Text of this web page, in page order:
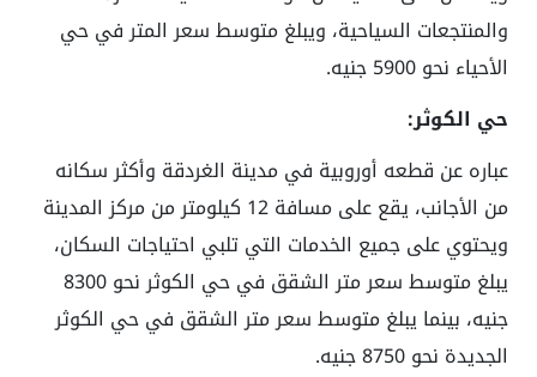
والمنتجعات السياحية، ويبلغ متوسط سعر المتر في حي
الأحياء نحو 5900 جنيه.
حي الكوثر:
عباره عن قطعه أوروبية في مدينة الغردقة وأكثر سكانه
من الأجانب، يقع على مسافة 12 كيلومتر من مركز المدينة
ويحتوي على جميع الخدمات التي تلبي احتياجات السكان،
يبلغ متوسط سعر متر الشقق في حي الكوثر نحو 8300
جنيه، بينما يبلغ متوسط سعر متر الشقق في حي الكوثر
الجديدة نحو 8750 جنيه.